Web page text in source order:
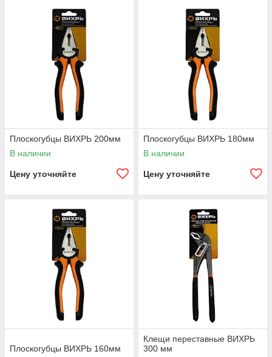
Плоскогубцы ВИХРЬ 200мм
В наличии
Цену уточняйте
Плоскогубцы ВИХРЬ 180мм
В наличии
Цену уточняйте
Плоскогубцы ВИХРЬ 160мм
Клещи переставные ВИХРЬ
300 мм